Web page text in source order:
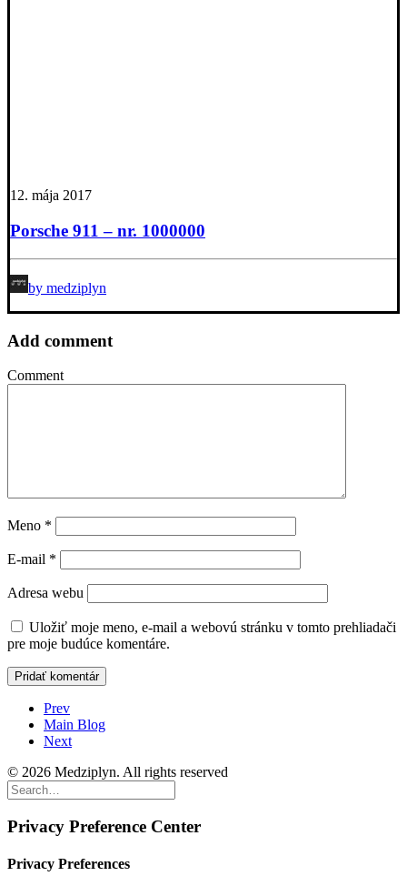
12. mája 2017
Porsche 911 – nr. 1000000
by medziplyn
Add comment
Comment
Meno *
E-mail *
Adresa webu
Uložiť moje meno, e-mail a webovú stránku v tomto prehliadači
pre moje budúce komentáre.
Prev
Main Blog
Next
© 2026 Medziplyn. All rights reserved
Privacy Preference Center
Privacy Preferences